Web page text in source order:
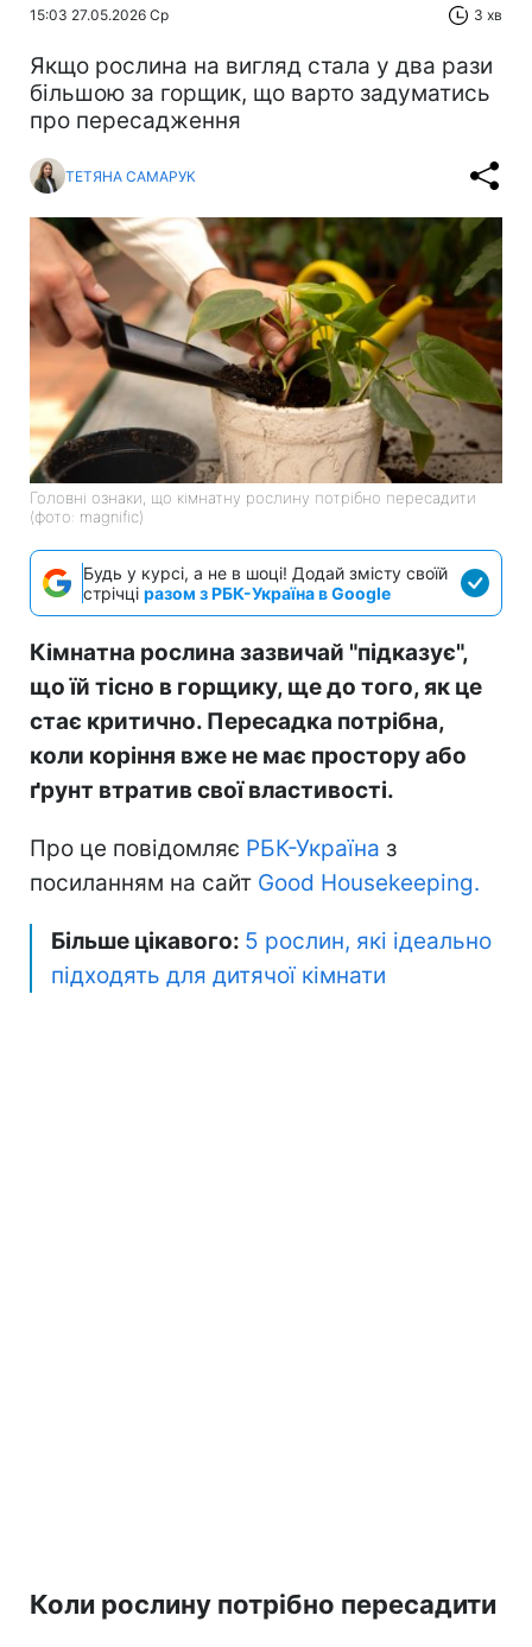
15:03 27.05.2026 Ср 3 хв
Якщо рослина на вигляд стала у два рази
більшою за горщик, що варто задуматись
про пересадження
ТЕТЯНА САМАРУК
Головні ознаки, що кімнатну рослину потрібно пересадити
(фото: magnific)
Будь у курсі, а не в шоці! Додай змісту своїй
стрічці разом з РБК-Україна в Google
Кімнатна рослина зазвичай "підказує",
що їй тісно в горщику, ще до того, як це
стає критично. Пересадка потрібна,
коли коріння вже не має простору або
ґрунт втратив свої властивості.
Про це повідомляє РБК-Україна з
посиланням на сайт Good Нousekeeping.
Більше цікавого: 5 рослин, які ідеально
підходять для дитячої кімнати
Коли рослину потрібно пересадити